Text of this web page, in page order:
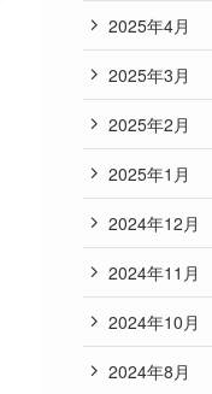
2025年4月
2025年3月
2025年2月
2025年1月
2024年12月
2024年11月
2024年10月
2024年8月